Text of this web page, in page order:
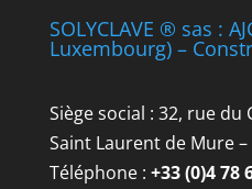
SOLYCLAVE ® sas :
Luxembourg) –
Siège social : 32, rue du
Saint Laurent de Mure –
Téléphone : +33 (0)4 78